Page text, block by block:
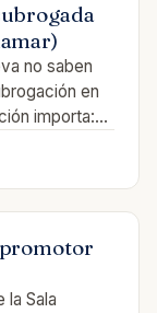
no saben
en
importa:…
promotor
Sala